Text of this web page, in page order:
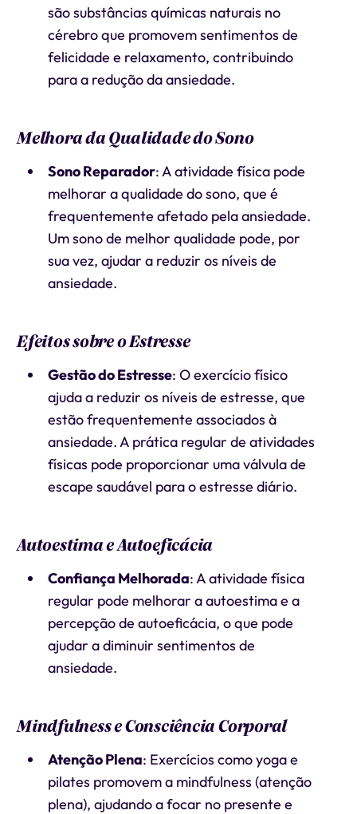
são substâncias químicas naturais no
cérebro que promovem sentimentos de
felicidade e relaxamento, contribuindo
para a redução da ansiedade.
Melhora da Qualidade do Sono
Sono Reparador: A atividade física pode
melhorar a qualidade do sono, que é
frequentemente afetado pela ansiedade.
Um sono de melhor qualidade pode, por
sua vez, ajudar a reduzir os níveis de
ansiedade.
Efeitos sobre o Estresse
Gestão do Estresse: O exercício físico
ajuda a reduzir os níveis de estresse, que
estão frequentemente associados à
ansiedade. A prática regular de atividades
físicas pode proporcionar uma válvula de
escape saudável para o estresse diário.
Autoestima e Autoeficácia
Confiança Melhorada: A atividade física
regular pode melhorar a autoestima e a
percepção de autoeficácia, o que pode
ajudar a diminuir sentimentos de
ansiedade.
Mindfulness e Consciência Corporal
Atenção Plena: Exercícios como yoga e
pilates promovem a mindfulness (atenção
plena), ajudando a focar no presente e